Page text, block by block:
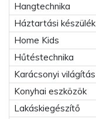
Hangtechnika
Háztartási készülék
Home Kids
Hűtéstechnika
Karácsonyi világítás
Konyhai eszközök
Lakáskiegészítő